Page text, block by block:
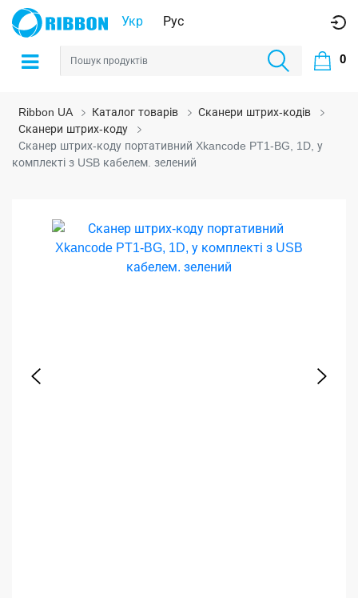
Укр Рус
0
Ribbon UA Каталог товарів
Сканери штрих-кодів
Сканери штрих-коду
Сканер штрих-коду портативний Xkancode PT1-BG, 1D, у
комплекті з USB кабелем. зелений